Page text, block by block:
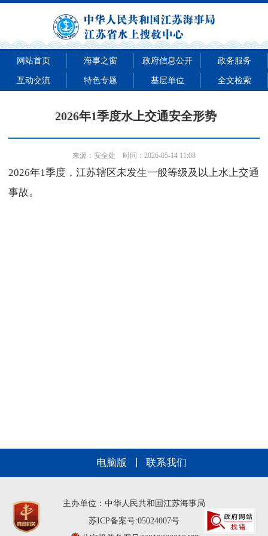
网站首页 海事之窗 政府信息公开 政务服务
互动交流 特色专题 基层单位 全文检索
2026年1季度水上交通安全形势
来源： 安全处 时间：2026-05-14 11:08
2026年1季度，江苏辖区未发生一般等级及以上水上交通
事故。
电脑版 联系我们
主办单位：中华人民共和国江苏海事局
苏ICP备案号:05024007号